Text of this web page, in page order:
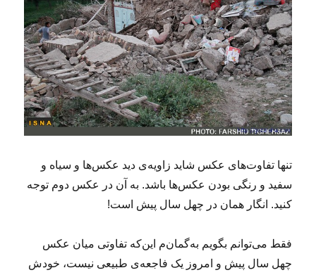
تنها تفاوت‌های عکس شاید زاویه‌ی دید عکس‌‌ها و سیاه و
سفید و رنگی بودن عکس‌ها باشد. به آن در عکس دوم توجه
کنید. انگار همان در چهل سال پیش است!
فقط می‌توانم بگویم به‌گمان‌م این‌که تفاوتی میان عکس
چهل سال پیش و امروز یک فاجعه‌ی طبیعی نیست، خودش